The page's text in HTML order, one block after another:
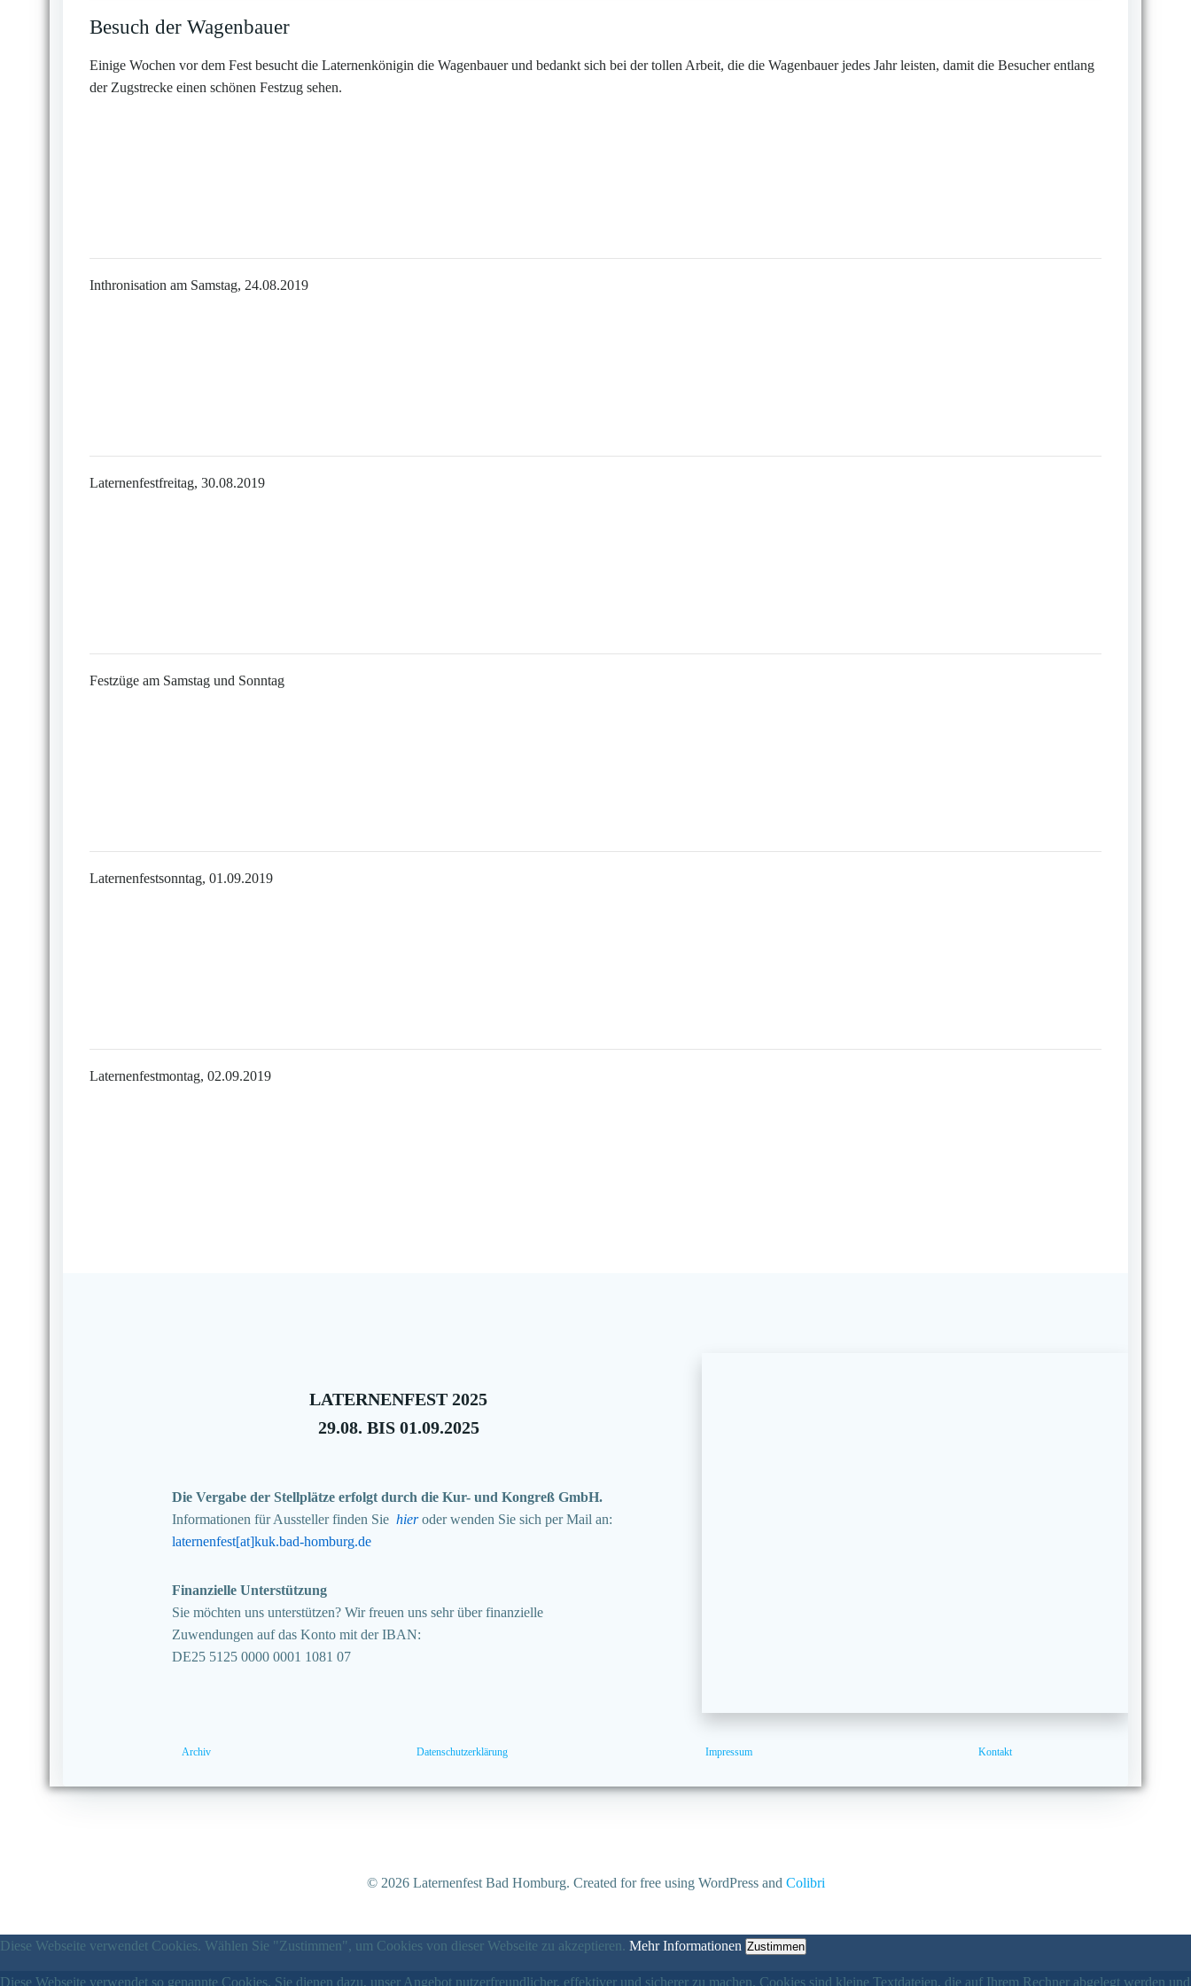
Besuch der Wagenbauer
Einige Wochen vor dem Fest besucht die Laternenkönigin die Wagenbauer und bedankt sich bei der tollen Arbeit, die die Wagenbauer jedes Jahr leisten, damit die Besucher entlang
der Zugstrecke einen schönen Festzug sehen.
Inthronisation am Samstag, 24.08.2019
Laternenfestfreitag, 30.08.2019
Festzüge am Samstag und Sonntag
Laternenfestsonntag, 01.09.2019
Laternenfestmontag, 02.09.2019
LATERNENFEST 2025
29.08. BIS 01.09.2025
Die Vergabe der Stellplätze erfolgt durch die Kur- und Kongreß GmbH.
Informationen für Aussteller finden Sie hieroder wenden Sie sich per Mail an:
laternenfest[at]kuk.bad-homburg.de
Finanzielle Unterstützung
Sie möchten uns unterstützen? Wir freuen uns sehr über finanzielle
Zuwendungen auf das Konto mit der IBAN:
DE25 5125 0000 0001 1081 07
Archiv Datenschutzerklärung Impressum Kontakt
© 2026 Laternenfest Bad Homburg. Created for free using WordPress and Colibri
Diese Webseite verwendet Cookies. Wählen Sie "Zustimmen", um Cookies von dieser Webseite zu akzeptieren. Mehr Informationen Zustimmen
Diese Webseite verwendet so genannte Cookies. Sie dienen dazu, unser Angebot nutzerfreundlicher, effektiver und sicherer zu machen. Cookies sind kleine Textdateien, die auf Ihrem Rechner abgelegt werden und